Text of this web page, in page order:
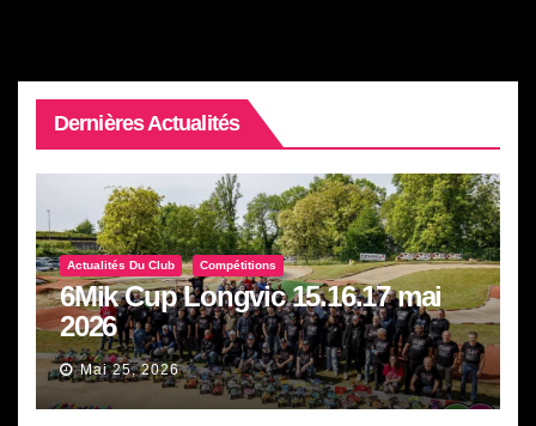
Dernières Actualités
Actualités Du Club Compétitions
6Mik Cup Longvic 15.16.17 mai
2026
Mai 25, 2026